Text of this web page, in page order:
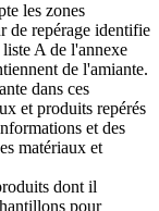
les zones
de repérage identifie
A de l'annexe
de l'amiante.
dans ces
et produits repérés
et des
matériaux et
dont il
pour